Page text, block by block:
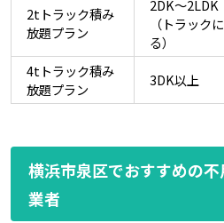
2tトラック積み
放題プラン
2DK～2LDK
（トラック
る）
4tトラック積み
放題プラン
3DK以上
横浜市泉区でおすすめの
業者